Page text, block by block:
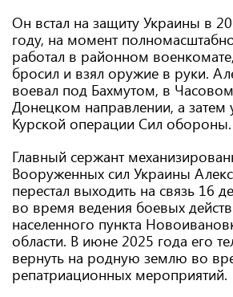
Он встал на защиту Украины в
году, на момент
работал в районном
бросил и взял оружие в руки.
воевал под Бахмутом, в
Донецком направлении, а затем
Курской операции Сил обороны.
Главный сержант
Вооруженных сил Украины
перестал выходить на связь 16
во время ведения боевых
населенного пункта
области. В июне 2025 года его
вернуть на родную землю во
репатриационных мероприятий.